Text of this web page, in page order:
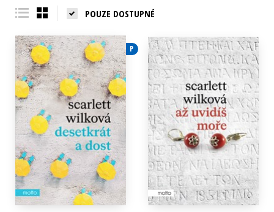
POUZE DOSTUPNÉ
P